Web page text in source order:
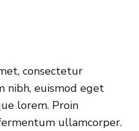
consectetur
nibh, euismod eget
lorem. Proin
ullamcorper.